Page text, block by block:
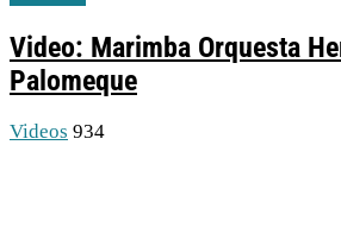
Video: Marimba Orquesta
Palomeque
Videos 934